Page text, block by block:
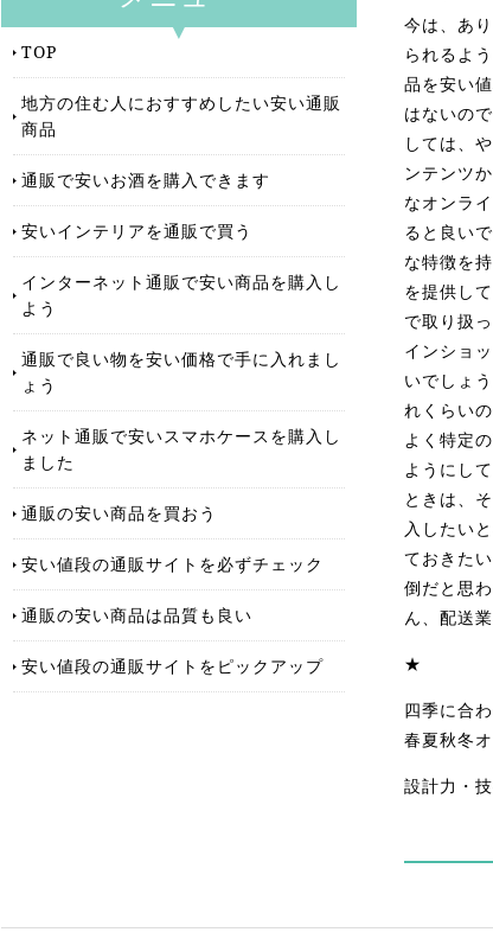
今は、あ
られるよ
品を安い
はないの
しては、
ンテンツ
なオンラ
ると良い
な特徴を
を提供し
で取り扱
インショ
いでしょ
れくらい
よく特定
ようにし
ときは、
入したい
ておきた
倒だと思
ん、配送
★
四季に合
春夏秋冬
設計力・
TOP
地方の住む人におすすめしたい安い通販
商品
通販で安いお酒を購入できます
安いインテリアを通販で買う
インターネット通販で安い商品を購入し
よう
通販で良い物を安い価格で手に入れまし
ょう
ネット通販で安いスマホケースを購入し
ました
通販の安い商品を買おう
安い値段の通販サイトを必ずチェック
通販の安い商品は品質も良い
安い値段の通販サイトをピックアップ